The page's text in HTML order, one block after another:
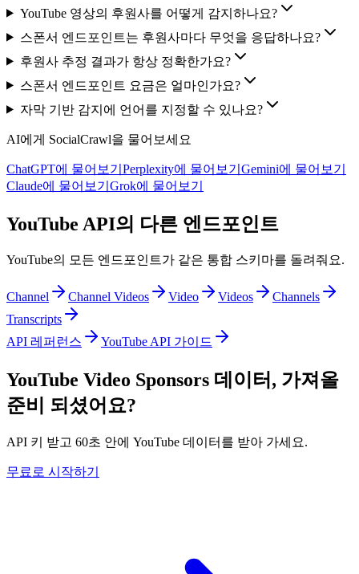
YouTube 영상의 후원사를 어떻게 감지하나요?
스폰서 엔드포인트는 후원사마다 무엇을 응답하나요?
후원사 추정 결과가 항상 정확한가요?
스폰서 엔드포인트 요금은 얼마인가요?
자막 기반 감지에 언어를 지정할 수 있나요?
AI에게 SocialCrawl을 물어보세요
ChatGPT에 물어보기 Perplexity에 물어보기 Gemini에 물어보기
Claude에 물어보기 Grok에 물어보기
YouTube API의 다른 엔드포인트
YouTube의 모든 엔드포인트가 같은 통합 스키마를 돌려줘요.
Channel Channel Videos Video Videos
Channels
Transcripts
API 레퍼런스
YouTube API 가이드
YouTube Video Sponsors 데이터, 가져올
준비 되셨어요?
API 키 받고 60초 안에 YouTube 데이터를 받아 가세요.
무료로 시작하기